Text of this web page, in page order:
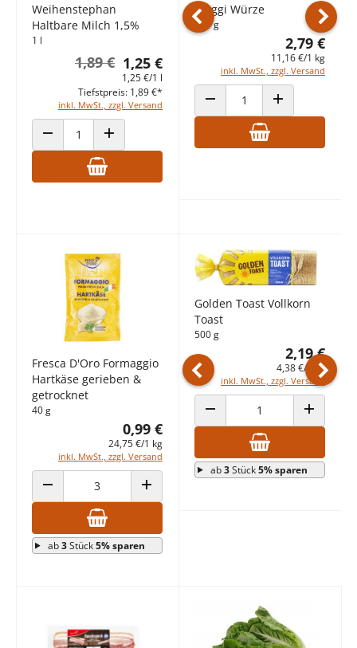
Weihenstephan
Haltbare Milch 1,5%
1 l
1,25 €
1,89 €
1,25 €/1 l
inkl. MwSt., zzgl. Versand
Tiefstpreis: 1,89 €*
ANZAHL VERRINGERNANZAHL ERHÖHEN
Maggi Würze
250 g
2,79 €
11,16 €/1 kg
inkl. MwSt., zzgl. Versand
ANZAHL VERRINGERNANZAHL ERHÖHEN
Vorheriges Produkt
Fresca D'Oro Formaggio
Hartkäse gerieben &
getrocknet
40 g
0,99 €
24,75 €/1 kg
inkl. MwSt., zzgl. Versand
ANZAHL VERRINGERN ANZAHL ERHÖHEN
ab3Stück5% sparen
Golden Toast Vollkorn
Toast
500 g
2,19 €
4,38 €/1 kg
inkl. MwSt., zzgl. Versand
ANZAHL VERRINGERN ANZAHL
ab3Stück5% sparen
Vorheriges Produkt